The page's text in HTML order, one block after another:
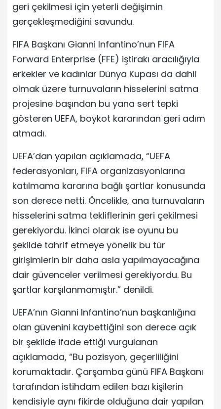
geri çekilmesi için yeterli değişimin
gerçekleşmediğini savundu.
FIFA Başkanı Gianni Infantino’nun FIFA
Forward Enterprise (FFE) iştirakı aracılığıyla
erkekler ve kadınlar Dünya Kupası da dahil
olmak üzere turnuvaların hisselerini satma
projesine başından bu yana sert tepki
gösteren UEFA, boykot kararından geri adım
atmadı.
UEFA’dan yapılan açıklamada, “UEFA
federasyonları, FIFA organizasyonlarına
katılmama kararına bağlı şartlar konusunda
son derece netti. Öncelikle, ana turnuvaların
hisselerini satma tekliflerinin geri çekilmesi
gerekiyordu. İkinci olarak ise oyunu bu
şekilde tahrif etmeye yönelik bu tür
girişimlerin bir daha asla yapılmayacağına
dair güvenceler verilmesi gerekiyordu. Bu
şartlar karşılanmamıştır.” denildi.
UEFA’nın Gianni Infantino’nun başkanlığına
olan güvenini kaybettiğini son derece açık
bir şekilde ifade ettiği vurgulanan
açıklamada, “Bu pozisyon, geçerliliğini
korumaktadır. Çarşamba günü FIFA Başkanı
tarafından istihdam edilen bazı kişilerin
kendisiyle aynı fikirde olduğuna dair yapılan